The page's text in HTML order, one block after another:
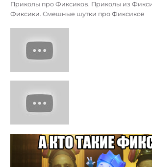
Приколы про Фиксиков. Приколы из
Фиксики. Смешные шутки про Фиксиков